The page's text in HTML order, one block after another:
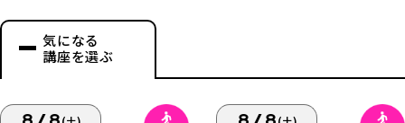
気になる
講座を選ぶ